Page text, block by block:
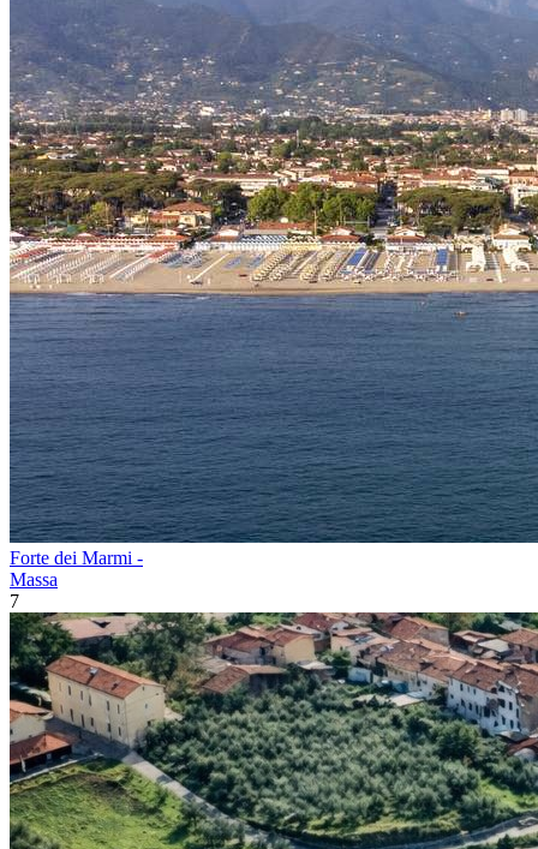
Forte dei Marmi -
Massa
7